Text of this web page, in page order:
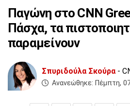
Παγώνη στο CNN
Πάσχα, τα
παραμείνουν
Σπυριδούλα Σκούρα-
Ανανεώθηκε: Πέμπτη,